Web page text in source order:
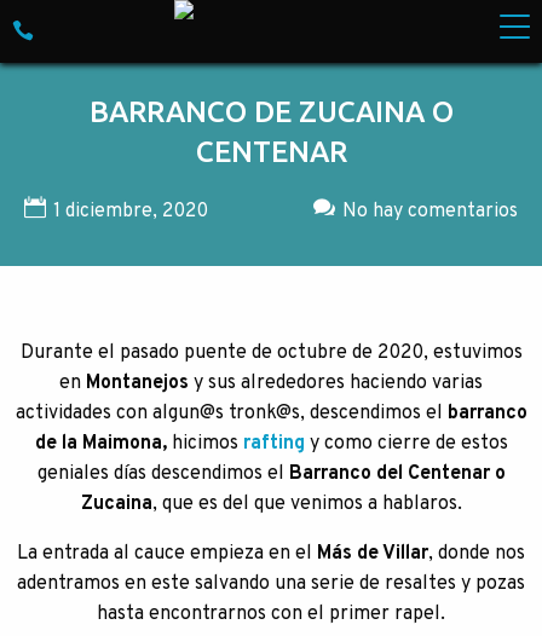
Skip to content
BARRANCO DE ZUCAINA O
CENTENAR
1 diciembre, 2020 No hay comentarios
Durante el pasado puente de octubre de 2020, estuvimos
en Montanejos y sus alrededores haciendo varias
actividades con algun@s tronk@s, descendimos el barranco
de la Maimona,hicimos rafting y como cierre de estos
geniales días descendimos el Barranco del Centenar o
Zucaina, que es del que venimos a hablaros.
La entrada al cauce empieza en el Más de Villar, donde nos
adentramos en este salvando una serie de resaltes y pozas
hasta encontrarnos con el primer rapel.